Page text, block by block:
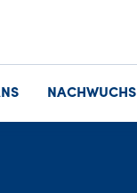
NACHWUCHS